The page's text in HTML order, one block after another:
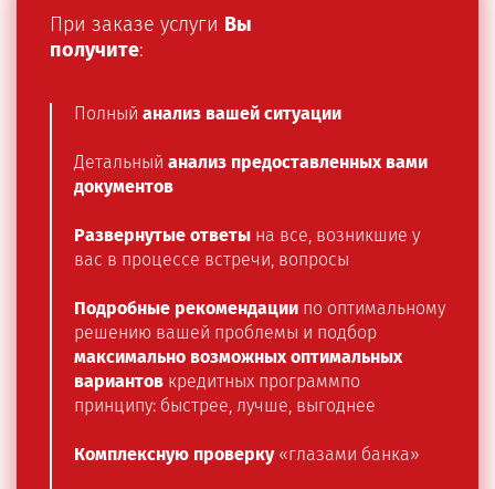
При заказе услуги Вы
получите:
Полный анализ вашей ситуации
Детальный анализ предоставленных вами
документов
Развернутые ответы на все, возникшие у
вас в процессе встречи, вопросы
Подробные рекомендации по оптимальному
решению вашей проблемы и подбор
максимально возможных оптимальных
вариантов кредитных программпо
принципу: быстрее, лучше, выгоднее
Комплексную проверку«глазами банка»